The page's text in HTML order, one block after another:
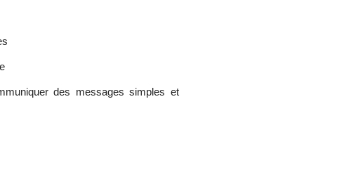
des messages simples et